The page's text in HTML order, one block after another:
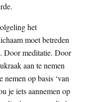
het
moet betreden
Door meditatie. Door
aan te nemen
nemen op basis ‘van
je iets aannemen op